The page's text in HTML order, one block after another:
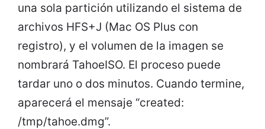
una sola partición utilizando el sistema de
archivos HFS+J (Mac OS Plus con
registro), y el volumen de la imagen se
nombrará TahoeISO. El proceso puede
tardar uno o dos minutos. Cuando termine,
aparecerá el mensaje “created:
/tmp/tahoe.dmg”.